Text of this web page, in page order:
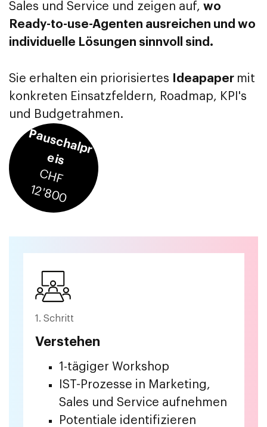
Sales und Service und zeigen auf, wo
Ready-to-use-Agenten ausreichen und wo
individuelle Lösungen sinnvoll sind.
Sie erhalten ein priorisiertes Ideapaper mit
konkreten Einsatzfeldern, Roadmap, KPI's
und Budgetrahmen.
P
a
u
s
c
h
a
lp
r
e
is
C
H
F
1
2
'8
0
0
1. Schritt
Verstehen
1-tägiger Workshop
IST-Prozesse in Marketing,
Sales und Service aufnehmen
Potentiale identifizieren